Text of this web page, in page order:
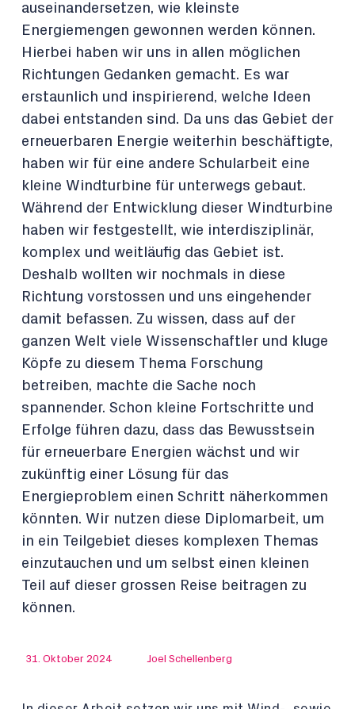
auseinandersetzen, wie kleinste
Energiemengen gewonnen werden können.
Hierbei haben wir uns in allen möglichen
Richtungen Gedanken gemacht. Es war
erstaunlich und inspirierend, welche Ideen
dabei entstanden sind. Da uns das Gebiet der
erneuerbaren Energie weiterhin beschäftigte,
haben wir für eine andere Schularbeit eine
kleine Windturbine für unterwegs gebaut.
Während der Entwicklung dieser Windturbine
haben wir festgestellt, wie interdisziplinär,
komplex und weitläufig das Gebiet ist.
Deshalb wollten wir nochmals in diese
Richtung vorstossen und uns eingehender
damit befassen. Zu wissen, dass auf der
ganzen Welt viele Wissenschaftler und kluge
Köpfe zu diesem Thema Forschung
betreiben, machte die Sache noch
spannender. Schon kleine Fortschritte und
Erfolge führen dazu, dass das Bewusstsein
für erneuerbare Energien wächst und wir
zukünftig einer Lösung für das
Energieproblem einen Schritt näherkommen
könnten. Wir nutzen diese Diplomarbeit, um
in ein Teilgebiet dieses komplexen Themas
einzutauchen und um selbst einen kleinen
Teil auf dieser grossen Reise beitragen zu
können.
31. Oktober 2024 Joel Schellenberg